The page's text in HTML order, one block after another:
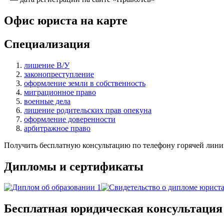
Офис юриста на карте
Специализация
лишение В/У
законопреступление
оформление земли в собственность
миграционное право
военные дела
лишение родительских прав опекуна
оформление доверенности
арбитражное право
Получить бесплатную консультацию по телефону горячей
Дипломы и сертификаты
Бесплатная юридическая консультация